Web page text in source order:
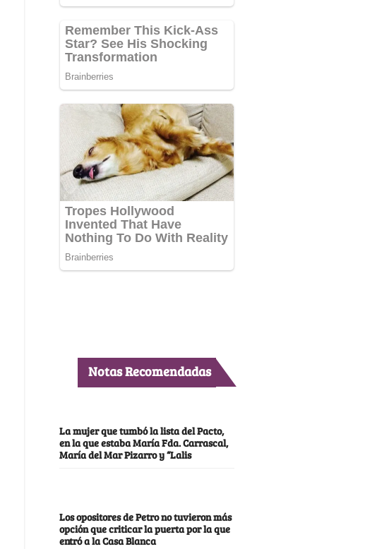
Notas Recomendadas
La mujer que tumbó la lista del Pacto,
en la que estaba María Fda. Carrascal,
María del Mar Pizarro y “Lalis
Los opositores de Petro no tuvieron más
opción que criticar la puerta por la que
entró a la Casa Blanca